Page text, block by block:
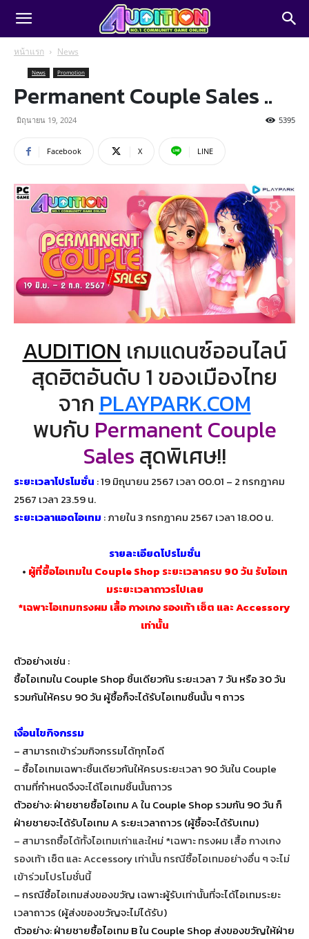
หน้าแรก News
News Promotion
Permanent Couple Sales ..
มิถุนายน 19, 2024 5395
Facebook X LINE
AUDITIONเกมแดนซ์ออนไลน์
สุดฮิตอันดับ 1 ของเมืองไทย
จากPLAYPARK.COM
พบกับ Permanent Couple
Salesสุดพิเศษ!!
ระยะเวลาโปรโมชั่น : 19 มิถุนายน 2567 เวลา 00.01 – 2 กรกฎาคม
2567 เวลา 23.59 น.
ระยะเวลาแอดไอเทม : ภายใน 3 กรกฎาคม 2567 เวลา 18.00 น.
รายละเอียดโปรโมชั่น
• ผู้ที่ซื้อไอเทมใน Couple Shop ระยะเวลาครบ 90 วัน รับไอเท
มระยะเวลาถาวรไปเลย
*เฉพาะไอเทมทรงผม เสื้อ กางเกง รองเท้า เซ็ต และ Accessory
เท่านั้น
ตัวอย่างเช่น :
ซื้อไอเทมใน Couple Shop ชิ้นเดียวกัน ระยะเวลา 7 วัน หรือ 30 วัน
รวมกันให้ครบ 90 วัน ผู้ซื้อก็จะได้รับไอเทมชิ้นนั้น ๆ ถาวร
เงื่อนไขกิจกรรม
– สามารถเข้าร่วมกิจกรรมได้ทุกไอดี
– ซื้อไอเทมเฉพาะชิ้นเดียวกันให้ครบระยะเวลา 90 วันใน Couple
ตามที่กำหนดจึงจะได้ไอเทมชิ้นนั้นถาวร
ตัวอย่าง: ฝ่ายชายซื้อไอเทม A ใน Couple Shop รวมกัน 90 วัน ก็
ฝ่ายชายจะได้รับไอเทม A ระยะเวลาถาวร (ผู้ซื้อจะได้รับเทม)
– สามารถซื้อได้ทั้งไอเทมเก่าและใหม่ *เฉพาะ ทรงผม เสื้อ กางเกง
รองเท้า เซ็ต และ Accessory เท่านั้น กรณีซื้อไอเทมอย่างอื่น ๆ จะไม่
เข้าร่วมโปรโมชั่นนี้
– กรณีซื้อไอเทมส่งของขวัญ เฉพาะผู้รับเท่านั้นที่จะได้ไอเทมระยะ
เวลาถาวร (ผู้ส่งของขวัญจะไม่ได้รับ)
ตัวอย่าง: ฝ่ายชายซื้อไอเทม B ใน Couple Shop ส่งของขวัญให้ฝ่าย